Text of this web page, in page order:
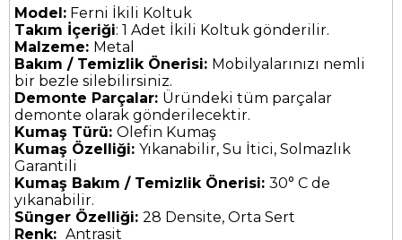
Model: Ferni İkili Koltuk
Takım İçeriği: 1 Adet İkili Koltuk gönderilir.
Malzeme: Metal
Bakım / Temizlik Önerisi: Mobilyalarınızı nemli
bir bezle silebilirsiniz.
Demonte Parçalar: Üründeki tüm parçalar
demonte olarak gönderilecektir.
Kumaş Türü: Olefin Kumaş
Kumaş Özelliği: Yıkanabilir, Su İtici, Solmazlık
Garantili
Kumaş Bakım / Temizlik Önerisi: 30° C de
yıkanabilir.
Sünger Özelliği: 28 Densite, Orta Sert
Renk: Antrasit